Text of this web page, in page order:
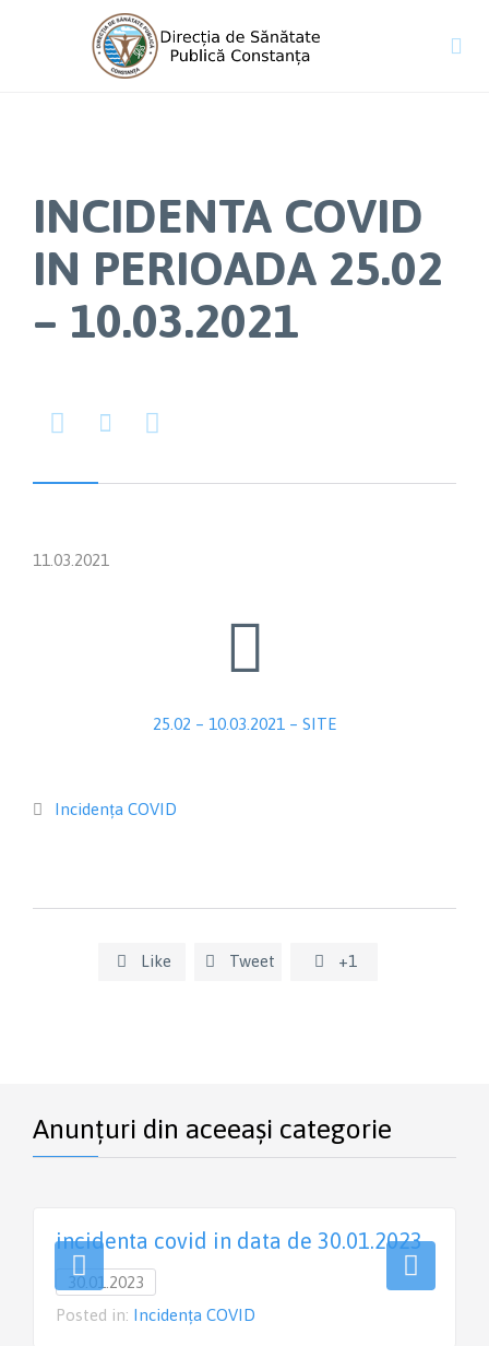

INCIDENTA COVID
IN PERIOADA 25.02
– 10.03.2021
  
11.03.2021

25.02 – 10.03.2021 – SITE
 Category
Incidența COVID
 Like  Tweet  +1
Anunțuri din aceeași categorie
incidenta covid in data de 30.01.2023
30.01.2023
Posted in: Incidența COVID